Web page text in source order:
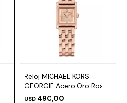
Reloj MICHAEL KORS
GEORGIE Acero Oro Rosa
Esfera 19mm
USD 490,00